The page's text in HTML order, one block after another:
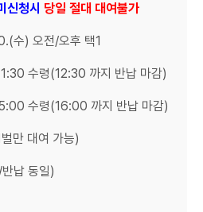
신청시 당일 절대 대여불가
수) 오전/오후 택1
령(12:30 까지 반납 마감)
령(16:00 까지 반납 마감)
대여 가능)
납 동일)